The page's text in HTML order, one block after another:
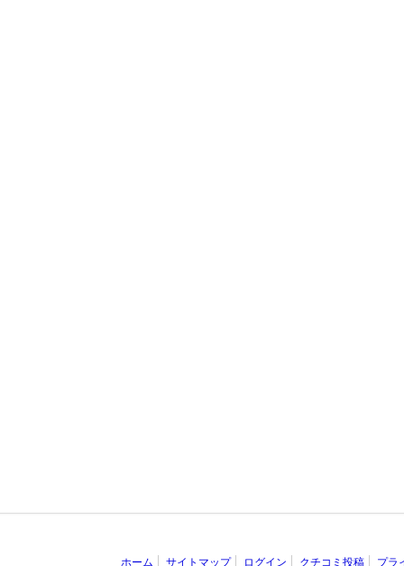
ホーム サイトマップ ログイン クチコミ投稿 プラ